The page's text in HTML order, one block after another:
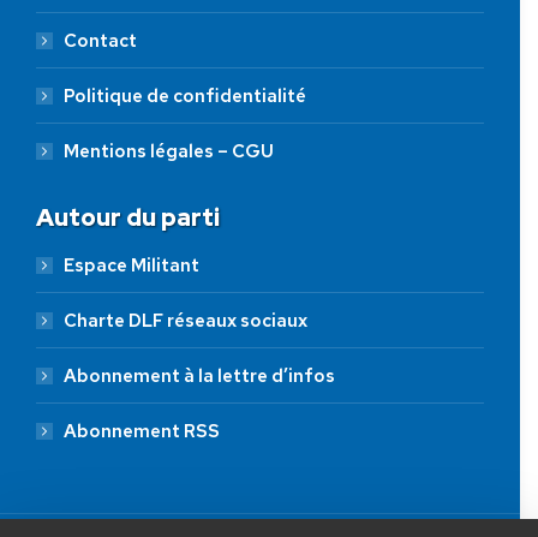
Contact
Politique de confidentialité
Mentions légales – CGU
Autour du parti
Espace Militant
Charte DLF réseaux sociaux
Abonnement à la lettre d’infos
Abonnement RSS